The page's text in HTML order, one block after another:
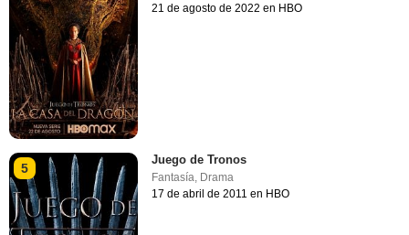
21 de agosto de 2022 en HBO
5
Juego de Tronos
Fantasía, Drama
17 de abril de 2011 en HBO